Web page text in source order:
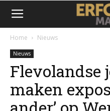
Home Nieuws
Nieuws
Flevolandse
maken